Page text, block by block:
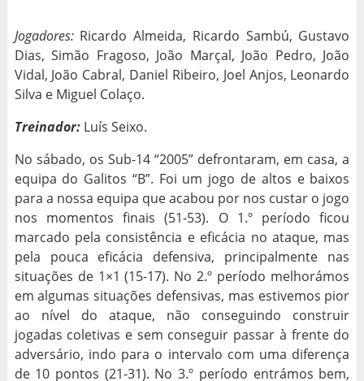
Jogadores:Ricardo Almeida, Ricardo Sambú, Gustavo
Dias, Simão Fragoso, João Marçal, João Pedro, João
Vidal, João Cabral, Daniel Ribeiro, Joel Anjos, Leonardo
Silva e Miguel Colaço.
Treinador:Luís Seixo.
No sábado, os Sub-14 “2005” defrontaram, em casa, a
equipa do Galitos “B”. Foi um jogo de altos e baixos
para a nossa equipa que acabou por nos custar o jogo
nos momentos finais (51-53). O 1.º período ficou
marcado pela consistência e eficácia no ataque, mas
pela pouca eficácia defensiva, principalmente nas
situações de 1×1 (15-17). No 2.º período melhorámos
em algumas situações defensivas, mas estivemos pior
ao nível do ataque, não conseguindo construir
jogadas coletivas e sem conseguir passar à frente do
adversário, indo para o intervalo com uma diferença
de 10 pontos (21-31). No 3.º período entrámos bem,